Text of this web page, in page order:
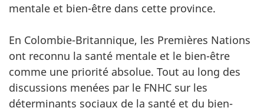
mentale et bien-être dans cette province.
En Colombie-Britannique, les Premières Nations
ont reconnu la santé mentale et le bien-être
comme une priorité absolue. Tout au long des
discussions menées par le FNHC sur les
déterminants sociaux de la santé et du bien-